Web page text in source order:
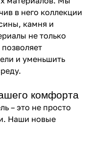
в него коллекции
камня и
не только
и уменьшить
комфорта
– это не просто
Наши новые